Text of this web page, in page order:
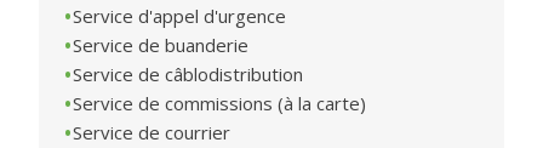
Service d'appel d'urgence
Service de buanderie
Service de câblodistribution
Service de commissions (à la carte)
Service de courrier